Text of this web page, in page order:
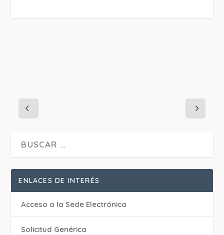
ENLACES DE INTERÉS
Acceso a la Sede Electrónica
Solicitud Genérica